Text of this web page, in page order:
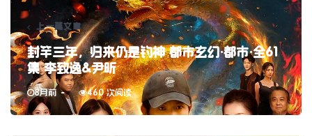
上一篇文章
封竿三年，归来仍是钓神 都市玄幻·都市·全61
集 李致逸&尹昕
8月前 460 次阅读